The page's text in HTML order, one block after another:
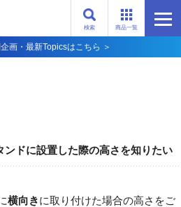
商品一覧
検索
画・最新Topicsはこちら ＞
ンドに設置した際の高さを知りたい
横向きに取り付けた場合の高さをご